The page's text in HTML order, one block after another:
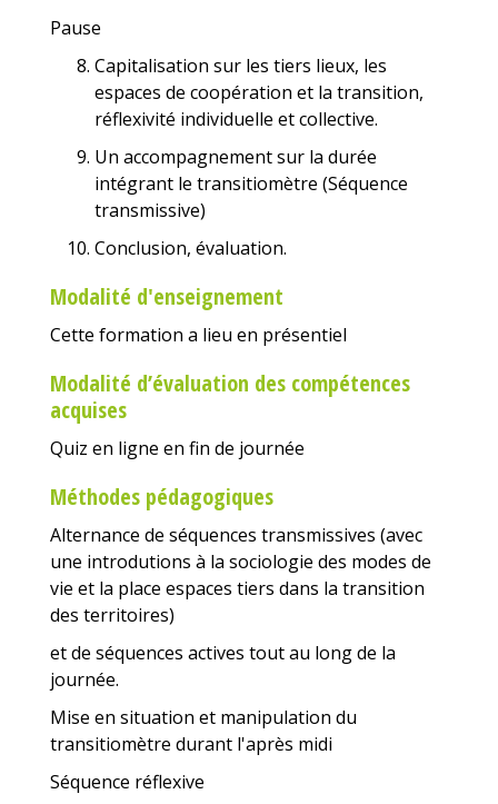
Pause
Capitalisation sur les tiers lieux, les
espaces de coopération et la transition,
réflexivité individuelle et collective.
Un accompagnement sur la durée
intégrant le transitiomètre (Séquence
transmissive)
Conclusion, évaluation.
Modalité d'enseignement
Cette formation a lieu en présentiel
Modalité d’évaluation des compétences
acquises
Quiz en ligne en fin de journée
Méthodes pédagogiques
Alternance de séquences transmissives (avec
une introdutions à la sociologie des modes de
vie et la place espaces tiers dans la transition
des territoires)
et de séquences actives tout au long de la
journée.
Mise en situation et manipulation du
transitiomètre durant l'après midi
Séquence réflexive